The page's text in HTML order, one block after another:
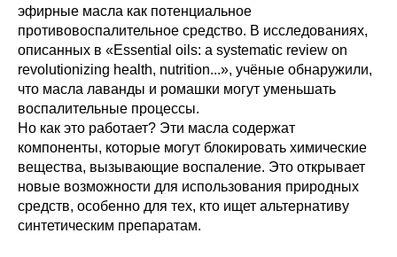
эфирные масла как потенциальное
противовоспалительное средство. В исследованиях,
описанных в «Essential oils: a systematic review on
revolutionizing health, nutrition...», учёные обнаружили,
что масла лаванды и ромашки могут уменьшать
воспалительные процессы.
Но как это работает? Эти масла содержат
компоненты, которые могут блокировать химические
вещества, вызывающие воспаление. Это открывает
новые возможности для использования природных
средств, особенно для тех, кто ищет альтернативу
синтетическим препаратам.